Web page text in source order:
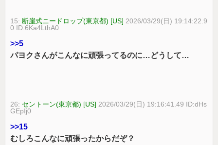
15:断崖式ニードロップ(東京都) [US] 2026/03/29(日) 19:14:22.9
0 ID:6Ka4LthA0
>>5
パヨクさんがこんなに頑張ってるのに…どうして…
26: セントーン(東京都) [US] 2026/03/29(日) 19:16:41.49 ID:dHs
GEpIj0
>>15
むしろこんなに頑張ったからだぞ？